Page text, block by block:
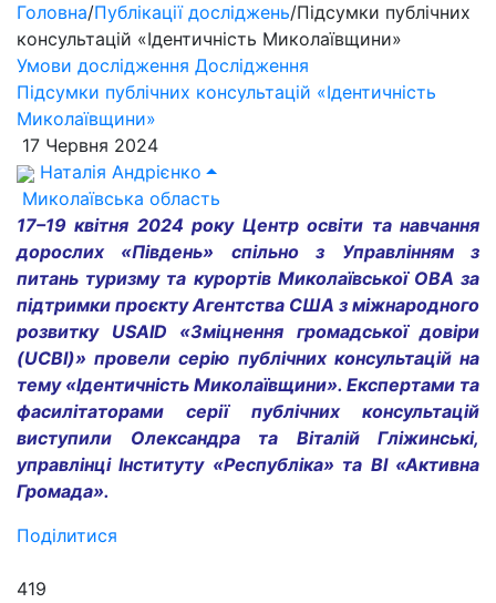
Головна/Публікації досліджень/Підсумки публічних
консультацій «Ідентичність Миколаївщини»
Умови дослідження Дослідження
Підсумки публічних консультацій «Ідентичність
Миколаївщини»
17 Червня 2024
Наталія Андрієнко
Миколаївська область
17–19 квітня 2024 року Центр освіти та навчання
дорослих «Південь» спільно з Управлінням з
питань туризму та курортів Миколаївської ОВА за
підтримки проєкту Агентства США з міжнародного
розвитку USAID «Зміцнення громадської довіри
(UCBI)» провели серію публічних консультацій на
тему «Ідентичність Миколаївщини». Експертами та
фасилітаторами серії публічних консультацій
виступили Олександра та Віталій Гліжинські,
управлінці Інституту «Республіка» та ВІ «Активна
Громада».
Поділитися
419